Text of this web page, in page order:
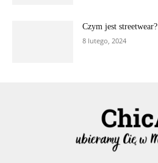
Czym jest streetwear?
8 lutego, 2024